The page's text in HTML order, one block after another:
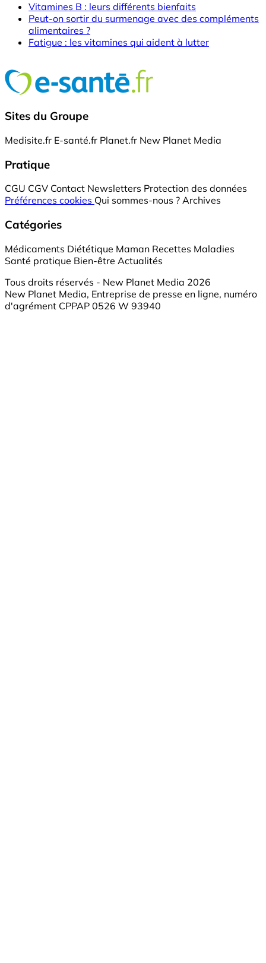
Vitamines B : leurs différents bienfaits
Peut-on sortir du surmenage avec des compléments
alimentaires ?
Fatigue : les vitamines qui aident à lutter
Sites du Groupe
Medisite.fr E-santé.fr Planet.fr New Planet Media
Pratique
CGU CGV Contact Newsletters Protection des données
Préférences cookies Qui sommes-nous ? Archives
Catégories
Médicaments Diététique Maman Recettes Maladies
Santé pratique Bien-être Actualités
Tous droits réservés - New Planet Media 2026
New Planet Media, Entreprise de presse en ligne, numéro
d'agrément CPPAP 0526 W 93940